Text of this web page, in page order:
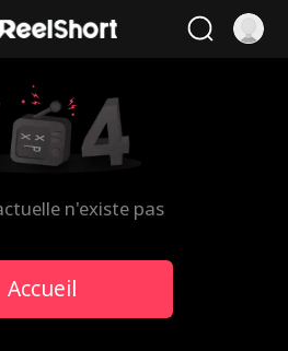
n'existe pas
Accueil